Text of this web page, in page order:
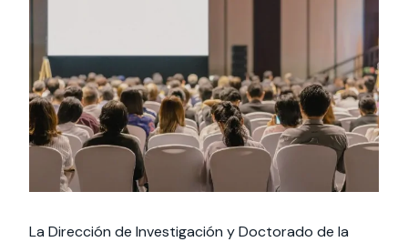
Especialidades y
estadías
Te puede
interesar:
International
students
Facultades
Extensión Cultural
Te puede interesar:Filantropía y Donaciones
Servicios y apoyos
Te puede
interesar:
Explora el campus
Uandes
Noticias
estudiantiles
La Dirección de Investigación y Doctorado de la